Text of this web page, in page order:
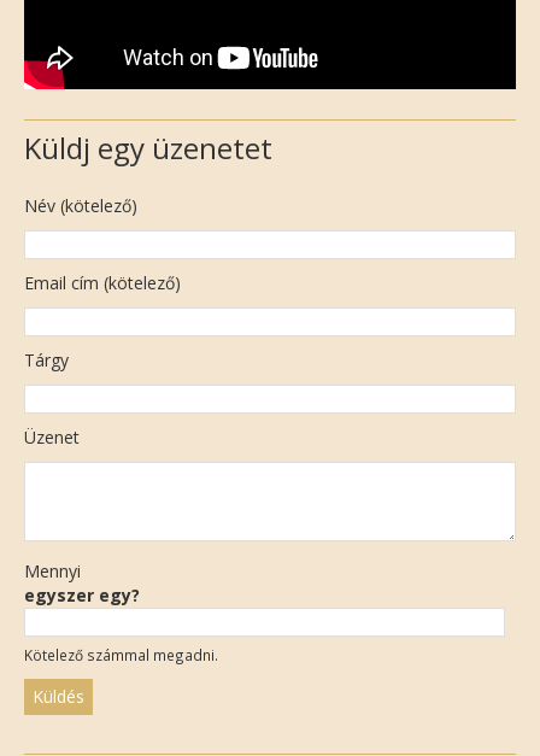
Küldj egy üzenetet
Név (kötelező)
Email cím (kötelező)
Tárgy
Üzenet
Mennyi
egyszer egy?
Kötelező számmal megadni.